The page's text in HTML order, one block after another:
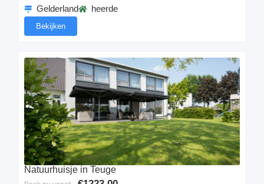
Gelderland
heerde
Bekijken
Natuurhuisje in Teuge